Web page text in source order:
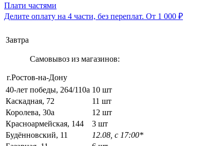
Плати частями
Делите оплату на 4 части, без переплат. От 1 000 ₽
Завтра
Самовывоз из магазинов:
г.Ростов-на-Дону
40-лет победы, 264/110а 10 шт
Каскадная, 72
11 шт
Королева, 30а
12 шт
Красноармейская, 144
3 шт
Будённовский, 11
12.08, с 17:00*